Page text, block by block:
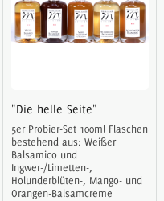
"Die helle Seite"
5er Probier-Set 100ml Flaschen
bestehend aus: Weißer
Balsamico und
Ingwer-/Limetten-,
Holunderblüten-, Mango- und
Orangen-Balsamcreme